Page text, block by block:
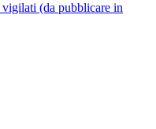
(da pubblicare in